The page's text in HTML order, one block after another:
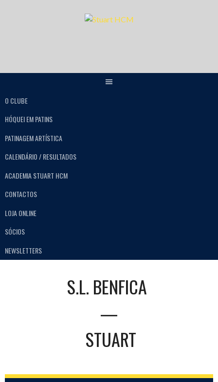
O CLUBE
HÓQUEI EM PATINS
PATINAGEM ARTÍSTICA
CALENDÁRIO / RESULTADOS
ACADEMIA STUART HCM
CONTACTOS
LOJA ONLINE
SÓCIOS
NEWSLETTERS
S.L. BENFICA
—
STUART